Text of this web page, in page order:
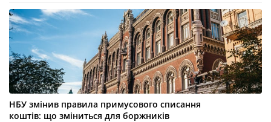
НБУ змінив правила примусового списання
коштів: що зміниться для боржників